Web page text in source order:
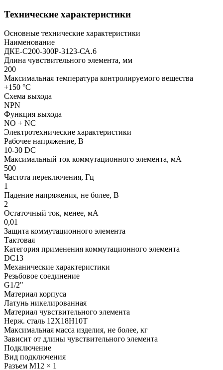
Технические характеристики
Основные технические характеристики
Наименование
ДКЕ-С200-300Р-3123-СА.6
Длина чувствительного элемента, мм
200
Максимальная температура контролируемого вещества
+150 °С
Схема выхода
NPN
Функция выхода
NO + NC
Электротехнические характеристики
Рабочее напряжение, В
10-30 DC
Максимальный ток коммутационного элемента, мА
500
Частота переключения, Гц
1
Падение напряжения, не более, В
2
Остаточный ток, менее, мА
0,01
Защита коммутационного элемента
Тактовая
Категория применения коммутационного элемента
DC13
Механические характеристики
Резьбовое соединение
G1/2"
Материал корпуса
Латунь никелированная
Материал чувствительного элемента
Нерж. сталь 12Х18Н10Т
Максимальная масса изделия, не более, кг
Зависит от длины чувствительного элемента
Подключение
Вид подключения
Разъем M12 × 1